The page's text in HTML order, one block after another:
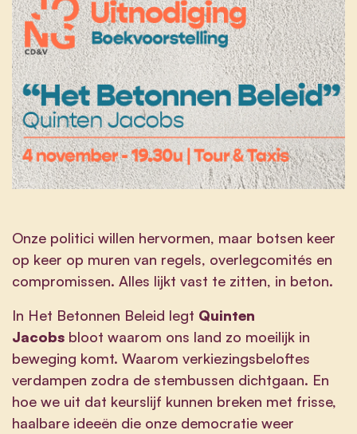
Onze politici willen hervormen, maar botsen keer
op keer op muren van regels, overlegcomités en
compromissen. Alles lijkt vast te zitten, in beton.
In Het Betonnen Beleid legt Quinten
Jacobs bloot waarom ons land zo moeilijk in
beweging komt. Waarom verkiezingsbeloftes
verdampen zodra de stembussen dichtgaan. En
hoe we uit dat keurslijf kunnen breken met frisse,
haalbare ideeën die onze democratie weer